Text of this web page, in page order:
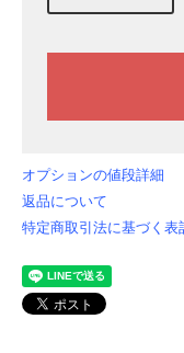
オプションの値段詳細
返品について
特定商取引法に基づく表